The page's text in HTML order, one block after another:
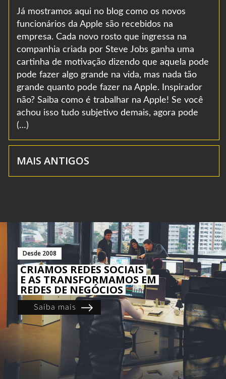
Já mostramos aqui no blog como os novos
funcionários da Apple são recebidos na
empresa. Cada novo rosto que ingressa na
companhia criada por Steve Jobs ganha uma
cartinha de motivação dizendo que aquela pode
pode fazer algo grande na vida, mas nada tão
grande quanto pode fazer na Apple. Inspirador
não? Saiba como é trabalhar na Apple! Se você
achou isso tudo subjetivo demais, agora pode
(…)
MAIS ANTIGOS
Desde 2008
CRIAMOS REDES SOCIAIS
E AS TRANSFORMAMOS EM
REDES DE NEGÓCIOS
Saiba mais